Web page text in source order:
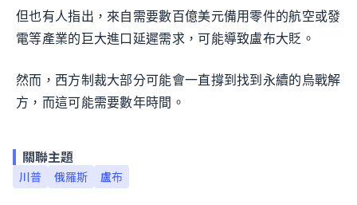
但也有人指出，來自需要數百億美元備用零件的航空或發
電等產業的巨大進口延遲需求，可能導致盧布大貶。
然而，西方制裁大部分可能會一直撐到找到永續的烏戰解
方，而這可能需要數年時間。
關聯主題
川普 俄羅斯 盧布